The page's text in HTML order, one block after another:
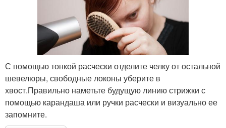
С помощью тонкой расчески отделите челку от остальной
шевелюры, свободные локоны уберите в
хвост.Правильно наметьте будущую линию стрижки с
помощью карандаша или ручки расчески и визуально ее
запомните.